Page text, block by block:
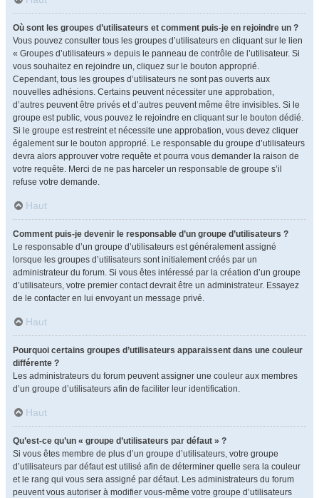
Où sont les groupes d’utilisateurs et comment puis-je en rejoindre un ?
Vous pouvez consulter tous les groupes d’utilisateurs en cliquant sur le lien
« Groupes d’utilisateurs » depuis le panneau de contrôle de l’utilisateur. Si
vous souhaitez en rejoindre un, cliquez sur le bouton approprié.
Cependant, tous les groupes d’utilisateurs ne sont pas ouverts aux
nouvelles adhésions. Certains peuvent nécessiter une approbation,
d’autres peuvent être privés et d’autres peuvent même être invisibles. Si le
groupe est public, vous pouvez le rejoindre en cliquant sur le bouton dédié.
Si le groupe est restreint et nécessite une approbation, vous devez cliquer
également sur le bouton approprié. Le responsable du groupe d’utilisateurs
devra alors approuver votre requête et pourra vous demander la raison de
votre requête. Merci de ne pas harceler un responsable de groupe s’il
refuse votre demande.
Haut
Comment puis-je devenir le responsable d’un groupe d’utilisateurs ?
Le responsable d’un groupe d’utilisateurs est généralement assigné
lorsque les groupes d’utilisateurs sont initialement créés par un
administrateur du forum. Si vous êtes intéressé par la création d’un groupe
d’utilisateurs, votre premier contact devrait être un administrateur. Essayez
de le contacter en lui envoyant un message privé.
Haut
Pourquoi certains groupes d’utilisateurs apparaissent dans une couleur
différente ?
Les administrateurs du forum peuvent assigner une couleur aux membres
d’un groupe d’utilisateurs afin de faciliter leur identification.
Haut
Qu’est-ce qu’un « groupe d’utilisateurs par défaut » ?
Si vous êtes membre de plus d’un groupe d’utilisateurs, votre groupe
d’utilisateurs par défaut est utilisé afin de déterminer quelle sera la couleur
et le rang qui vous sera assigné par défaut. Les administrateurs du forum
peuvent vous autoriser à modifier vous-même votre groupe d’utilisateurs